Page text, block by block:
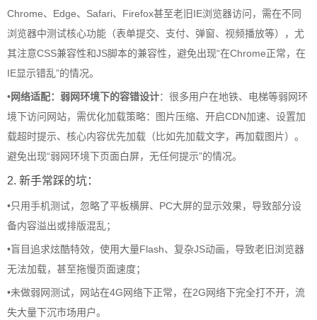
Chrome、Edge、Safari、Firefox甚至老旧IE浏览器访问，需在不同
浏览器中测试核心功能（表单提交、支付、弹窗、视频播放等），尤
其注意CSS兼容性和JS脚本的兼容性，避免出现“在Chrome正常，在
IE显示错乱”的情况。
•网络适配：弱网环境下的容错设计：很多用户在地铁、电梯等弱网环
境下访问网站，需优化加载策略：图片压缩、开启CDN加速、设置加
载超时提示、核心内容优先加载（比如先加载文字，再加载图片）。
避免出现“弱网环境下页面白屏，无任何提示”的情况。
2. 新手常踩的坑：
•只用手机测试，忽略了平板横屏、PC大屏的显示效果，导致部分设
备内容溢出或排版混乱；
•盲目追求炫酷特效，使用大量Flash、复杂JS动画，导致老旧浏览器
无法加载，甚至拖慢页面速度；
•未做弱网测试，网站在4G网络下正常，在2G网络下完全打不开，流
失大量下沉市场用户。